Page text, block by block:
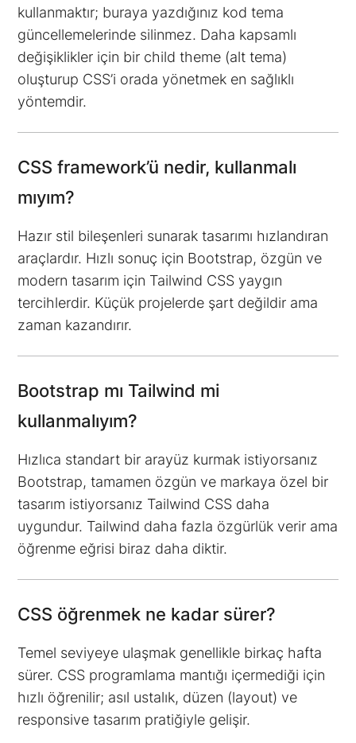
kullanmaktır; buraya yazdığınız kod tema
güncellemelerinde silinmez. Daha kapsamlı
değişiklikler için bir child theme (alt tema)
oluşturup CSS’i orada yönetmek en sağlıklı
yöntemdir.
CSS framework’ü nedir, kullanmalı
mıyım?
Hazır stil bileşenleri sunarak tasarımı hızlandıran
araçlardır. Hızlı sonuç için Bootstrap, özgün ve
modern tasarım için Tailwind CSS yaygın
tercihlerdir. Küçük projelerde şart değildir ama
zaman kazandırır.
Bootstrap mı Tailwind mi
kullanmalıyım?
Hızlıca standart bir arayüz kurmak istiyorsanız
Bootstrap, tamamen özgün ve markaya özel bir
tasarım istiyorsanız Tailwind CSS daha
uygundur. Tailwind daha fazla özgürlük verir ama
öğrenme eğrisi biraz daha diktir.
CSS öğrenmek ne kadar sürer?
Temel seviyeye ulaşmak genellikle birkaç hafta
sürer. CSS programlama mantığı içermediği için
hızlı öğrenilir; asıl ustalık, düzen (layout) ve
responsive tasarım pratiğiyle gelişir.